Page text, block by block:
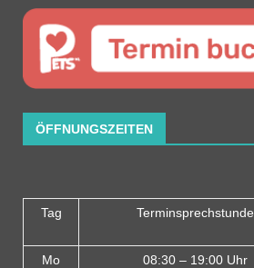
ÖFFNUNGSZEITEN
Tag Terminsprechstunde
Mo 08:30 – 19:00 Uhr